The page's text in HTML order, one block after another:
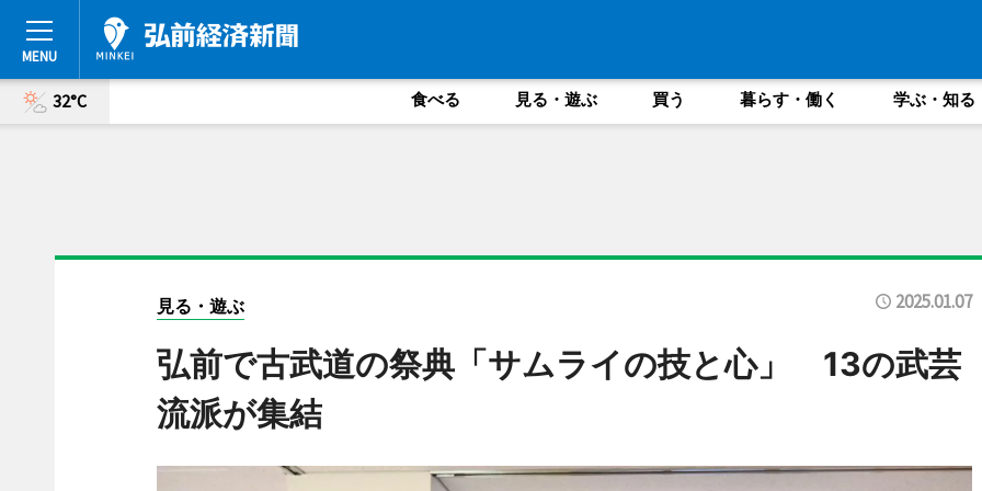
32°C 食べる 見る・遊ぶ 買う 暮らす・働く 学ぶ・知る
見る・遊ぶ 2025.01.07
弘前で古武道の祭典「サムライの技と心」 13の武芸
流派が集結